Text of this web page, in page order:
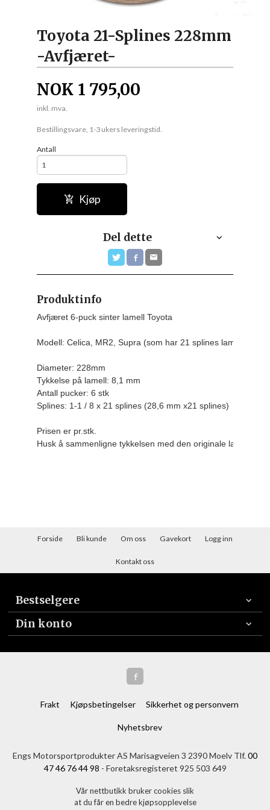
Toyota 21-Splines 228mm
-Avfjæret-
NOK 1 795,00
inkl. mva.
Bestillingsvare, 1-3 ukers leveringstid.
Antall
Kjøp
Del dette
Produktinfo
Avfjæret 6-puck sinter lamell Toyota
Modell: Celica, MR2, Supra (som har 21 splines lamell 28,6
Diameter: 228mm
Tykkelse på lamell: 8,1 mm
Antall pucker: 6 stk
Splines: 1-1 / 8 x 21 splines (28,6 mm x21 splines)
Prisen er pr.stk.
Husk å sammenligne tykkelsen med den originale lamellen
Forside Bli kunde Om oss Gavekort Logg inn
Kontakt oss
Bestselgere
Din konto
Frakt Kjøpsbetingelser Sikkerhet og personvern
Nyhetsbrev
Engs Motorsportprodukter AS Marisagveien 3 2390 Moelv Tlf.00
47 46 76 44 98 - Foretaksregisteret 925 503 649
Vår nettbutikk bruker cookies slik
at du får en bedre kjøpsopplevelse